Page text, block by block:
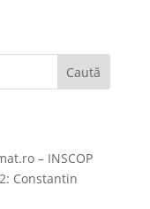
Caută
– INSCOP
Constantin